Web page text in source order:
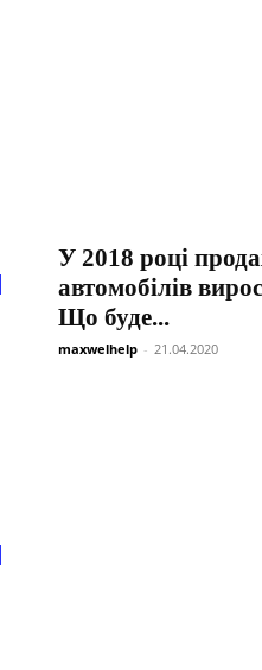
У 2018 році
автомобілів
Що буде...
maxwelhelp - 21.04.2020